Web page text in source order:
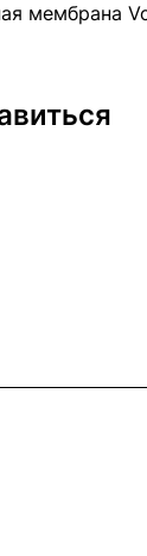
мембрана